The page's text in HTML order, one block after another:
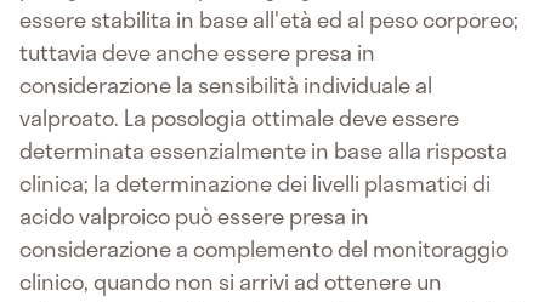
essere stabilita in base all'età ed al peso corporeo;
tuttavia deve anche essere presa in
considerazione la sensibilità individuale al
valproato. La posologia ottimale deve essere
determinata essenzialmente in base alla risposta
clinica; la determinazione dei livelli plasmatici di
acido valproico può essere presa in
considerazione a complemento del monitoraggio
clinico, quando non si arrivi ad ottenere un